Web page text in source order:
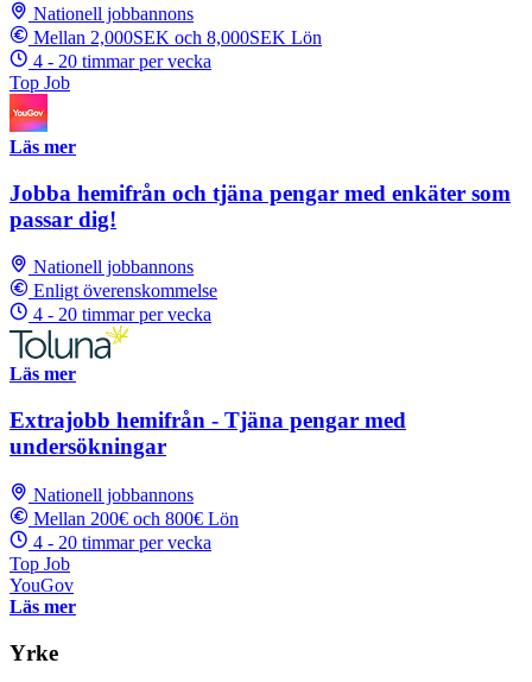
Nationell jobbannons
Mellan 2,000SEK och 8,000SEK Lön
4 - 20 timmar per vecka
Top Job
Läs mer
Jobba hemifrån och tjäna pengar med enkäter som
passar dig!
Nationell jobbannons
Enligt överenskommelse
4 - 20 timmar per vecka
Läs mer
Extrajobb hemifrån - Tjäna pengar med
undersökningar
Nationell jobbannons
Mellan 200€ och 800€ Lön
4 - 20 timmar per vecka
Top Job
YouGov
Läs mer
Yrke